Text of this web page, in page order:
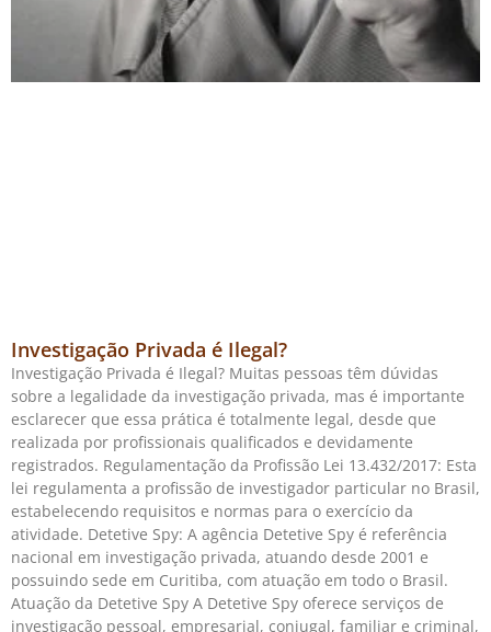
Investigação Privada é Ilegal?
Investigação Privada é Ilegal? Muitas pessoas têm dúvidas
sobre a legalidade da investigação privada, mas é importante
esclarecer que essa prática é totalmente legal, desde que
realizada por profissionais qualificados e devidamente
registrados. Regulamentação da Profissão Lei 13.432/2017: Esta
lei regulamenta a profissão de investigador particular no Brasil,
estabelecendo requisitos e normas para o exercício da
atividade. Detetive Spy: A agência Detetive Spy é referência
nacional em investigação privada, atuando desde 2001 e
possuindo sede em Curitiba, com atuação em todo o Brasil.
Atuação da Detetive Spy A Detetive Spy oferece serviços de
investigação pessoal, empresarial, conjugal, familiar e criminal,